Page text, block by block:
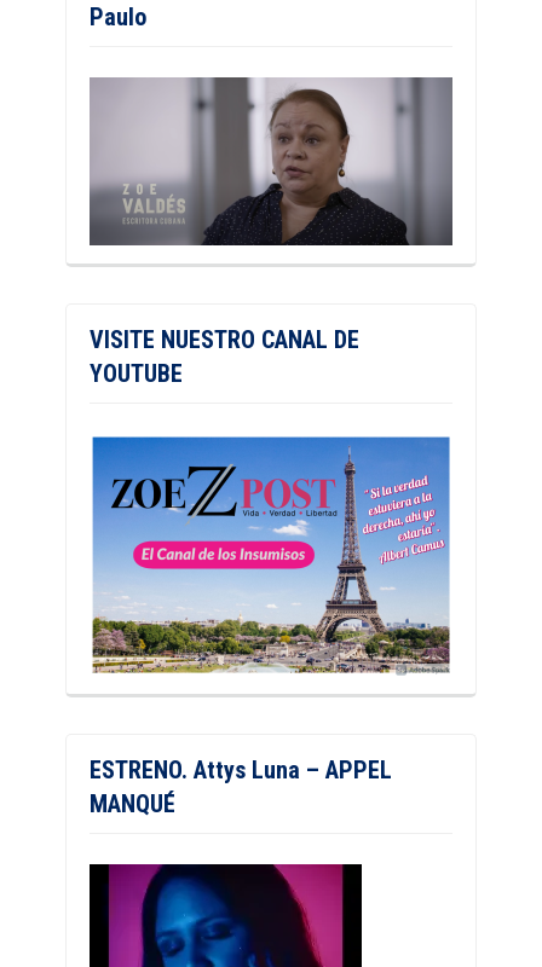
Paulo
VISITE NUESTRO CANAL DE
YOUTUBE
ESTRENO. Attys Luna – APPEL
MANQUÉ